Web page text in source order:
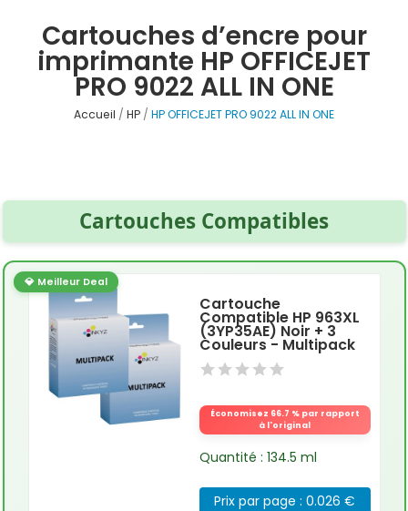
Cartouches d’encre pour
imprimante HP OFFICEJET
PRO 9022 ALL IN ONE
Accueil HP HP OFFICEJET PRO 9022 ALL IN ONE
Cartouches Compatibles
💎 Meilleur Deal
Cartouche
Compatible HP 963XL
(3YP35AE) Noir + 3
Couleurs - Multipack
Économisez 66.7 % par rapport
à l'original
Quantité : 134.5 ml
Prix par page : 0.026 €